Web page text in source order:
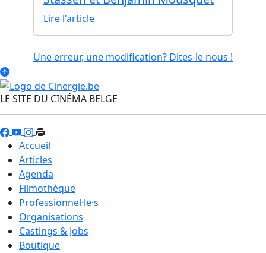
Lire l'article
Une erreur, une modification? Dites-le nous !
LE SITE DU CINÉMA BELGE
Accueil
Articles
Agenda
Filmothèque
Professionnel·le·s
Organisations
Castings & Jobs
Boutique